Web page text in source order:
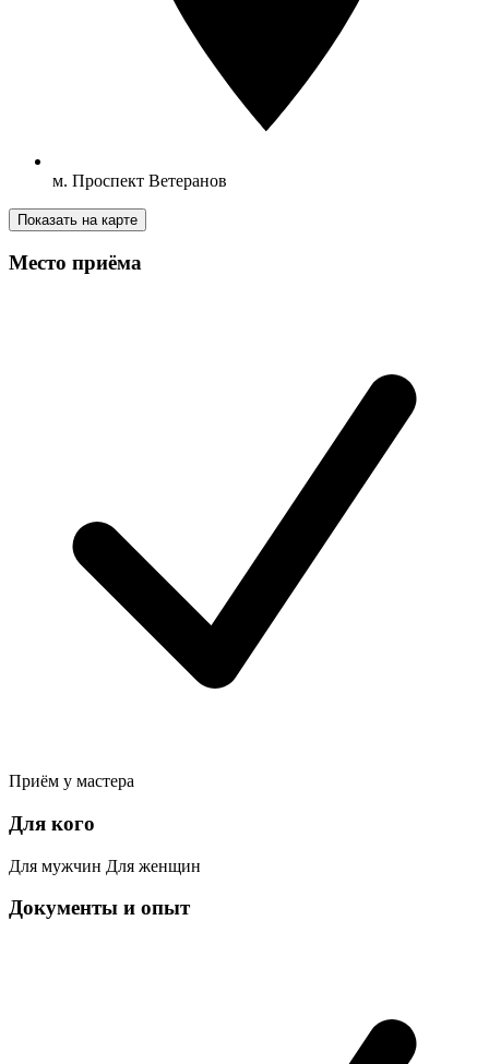
м. Проспект Ветеранов
Показать на карте
Место приёма
Приём у мастера
Для кого
Для мужчин Для женщин
Документы и опыт